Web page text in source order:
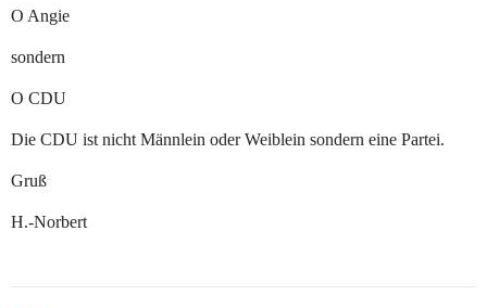
O Angie
sondern
O CDU
Die CDU ist nicht Männlein oder Weiblein sondern eine Partei.
Gruß
H.-Norbert